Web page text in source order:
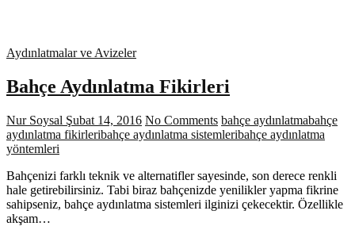
Aydınlatmalar ve Avizeler
Bahçe Aydınlatma Fikirleri
Nur Soysal Şubat 14, 2016 No Comments bahçe aydınlatmabahçe
aydınlatma fikirleribahçe aydınlatma sistemleribahçe aydınlatma
yöntemleri
Bahçenizi farklı teknik ve alternatifler sayesinde, son derece renkli
hale getirebilirsiniz. Tabi biraz bahçenizde yenilikler yapma fikrine
sahipseniz, bahçe aydınlatma sistemleri ilginizi çekecektir. Özellikle
akşam…